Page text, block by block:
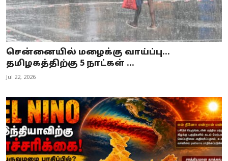
சென்னையில் மழைக்கு வாய்ப்பு...
தமிழகத்திற்கு 5 நாட்கள் ...
Jul 22, 2026